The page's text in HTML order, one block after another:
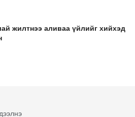
жилтнээ аливаа үйлийг хийхэд